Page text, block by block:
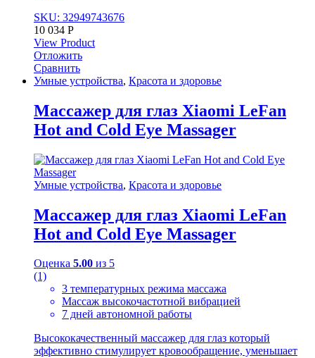
SKU: 32949743676
10 034 Р
View Product
Отложить
Сравнить
Умные устройства, Красота и здоровье
Массажер для глаз Xiaomi LeFan
Hot and Cold Eye Massager
Умные устройства, Красота и здоровье
Массажер для глаз Xiaomi LeFan
Hot and Cold Eye Massager
Оценка 5.00 из 5
(1)
3 температурных режима массажа
Массаж высокочастотной вибрацией
7 дней автономной работы
Высококачественный массажер для глаз который
эффективно стимулирует кровообращение, уменьшает